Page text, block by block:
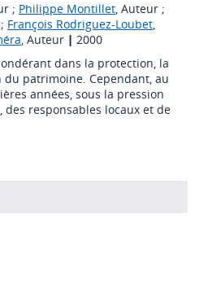
; Philippe Montillet, Auteur ;
François Rodriguez-Loubet,
, Auteur | 2000
dans la protection, la
patrimoine. Cependant, au
années, sous la pression
responsables locaux et de